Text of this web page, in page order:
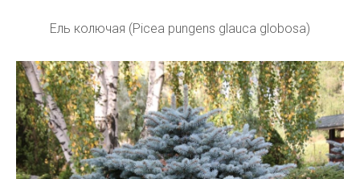
Ель колючая (Picea pungens glauca globosa)